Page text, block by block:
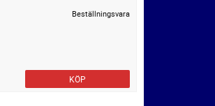
Beställningsvara
KÖP